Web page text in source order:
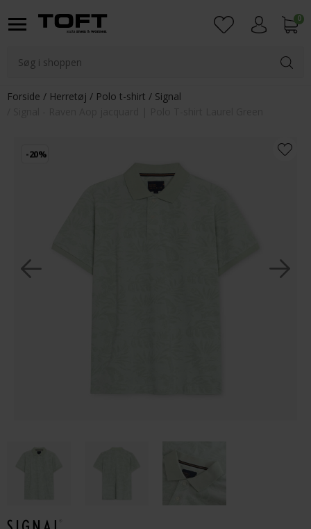
0
Forside Herretøj Polo t-shirt
Signal
-20%